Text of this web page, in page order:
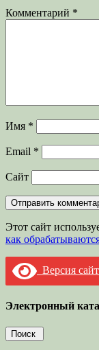
Комментарий *
Имя *
Email *
Сайт
Этот сайт
как
Версия
Электронный